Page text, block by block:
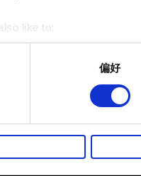
like to:
about your
by actively scanning it
your personal data is
解您的喜好，並為您推薦
偏好